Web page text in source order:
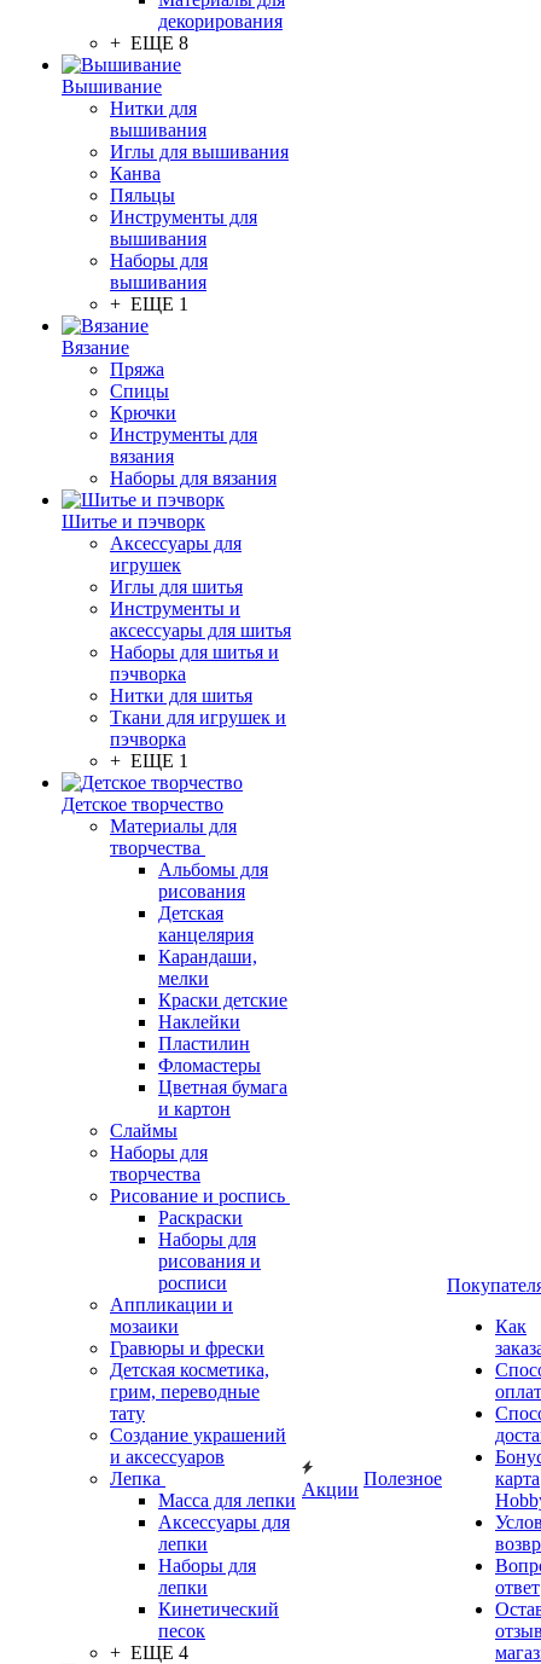
декорирования
+ ЕЩЕ 8
Вышивание
Нитки для
вышивания
Иглы для вышивания
Канва
Пяльцы
Инструменты для
вышивания
Наборы для
вышивания
+ ЕЩЕ 1
Вязание
Пряжа
Спицы
Крючки
Инструменты для
вязания
Наборы для вязания
Шитье и пэчворк
Аксессуары для
игрушек
Иглы для шитья
Инструменты и
аксессуары для шитья
Наборы для шитья и
пэчворка
Нитки для шитья
Ткани для игрушек и
пэчворка
+ ЕЩЕ 1
Детское творчество
Материалы для
творчества
Альбомы для
рисования
Детская
канцелярия
Карандаши,
мелки
Краски детские
Наклейки
Пластилин
Фломастеры
Цветная бумага
и картон
Слаймы
Наборы для
творчества
Рисование и роспись
Раскраски
Наборы для
рисования и
росписи
Аппликации и
мозаики
Гравюры и фрески
Детская косметика,
грим, переводные
тату
Создание украшений
и аксессуаров
Лепка
Масса для лепки
Аксессуары для
лепки
Наборы для
лепки
Кинетический
песок
+ ЕЩЕ 4
Акции
Полезное
Как
карта
ответ